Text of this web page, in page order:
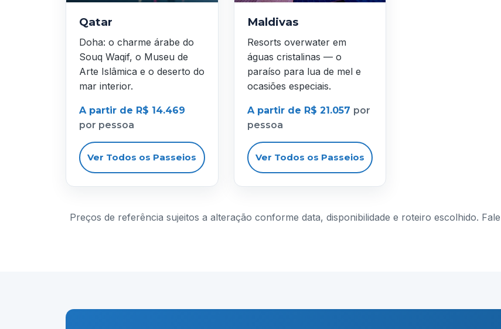
Qatar
Doha: o charme árabe do
Souq Waqif, o Museu de
Arte Islâmica e o deserto do
mar interior.
A partir de R$ 14.469
por pessoa
Ver Todos os Passeios
Maldivas
Resorts overwater em
águas cristalinas — o
paraíso para lua de mel e
ocasiões especiais.
A partir de R$ 21.057 por
pessoa
Ver Todos os Passeios
Preços de referência sujeitos a alteração conforme data, disponibilidade e roteiro escolhido.